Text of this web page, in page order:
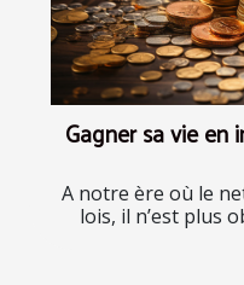
Gagner sa vie en
A notre ère où le
lois, il n’est plus